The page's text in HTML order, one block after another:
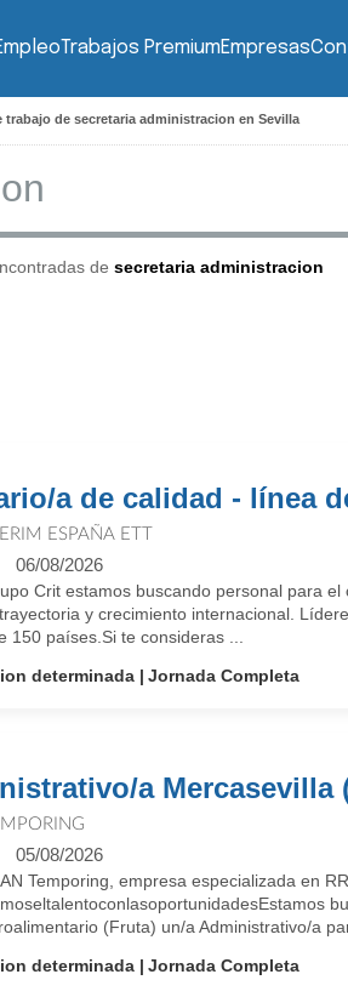
Trabajos PremiumEmpresas
trabajo de secretaria administracion en Sevilla
de secretaria administracion
a de calidad - línea
ESPAÑA ETT
06/08/2026
Crit estamos buscando personal para
y crecimiento internacional.
150 países.Si te consideras ...
determinada
Jornada Completa
a Mercasevilla
05/08/2026
Temporing, empresa especializada en
(Fruta) un/a Administrativo/a
determinada
Jornada Completa